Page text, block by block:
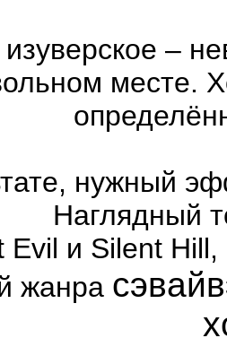
–
месте.
нужный
Наглядный
Evil и Silent
жанра